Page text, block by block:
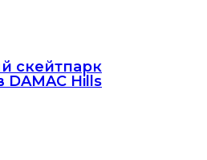
скейтпарк
DAMAC Hills